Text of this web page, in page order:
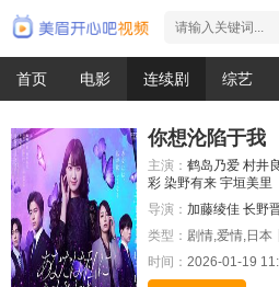
首页 电影 连续剧 综艺
你想沦陷于我
主演： 鹤岛乃爱 村井
彩 染野有来 宇垣美里
导演： 加藤绫佳 长野
类型： 剧情,爱情,日本
时间： 2026-01-19